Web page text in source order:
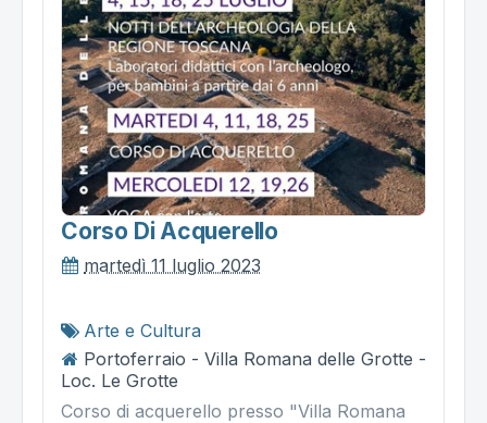
Corso Di Acquerello
martedì 11 luglio 2023
Arte e Cultura
Portoferraio - Villa Romana delle Grotte -
Loc. Le Grotte
Corso di acquerello presso "Villa Romana